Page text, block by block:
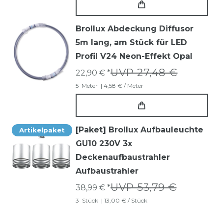
Brollux Abdeckung Diffusor
5m lang, am Stück für LED
Profil V24 Neon-Effekt Opal
UVP 27,48 €
22,90 € *
5 Meter | 4,58 € / Meter
Artikelpaket
[Paket] Brollux Aufbauleuchte
GU10 230V 3x
Deckenaufbaustrahler
Aufbaustrahler
UVP 53,79 €
38,99 € *
3 Stück | 13,00 € / Stück